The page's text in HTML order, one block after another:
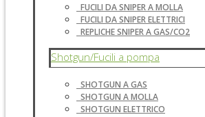
FUCILI DA SNIPER A MOLLA
FUCILI DA SNIPER ELETTRICI
REPLICHE SNIPER A GAS/CO2
Shotgun/Fucili a pompa
SHOTGUN A GAS
SHOTGUN A MOLLA
SHOTGUN ELETTRICO